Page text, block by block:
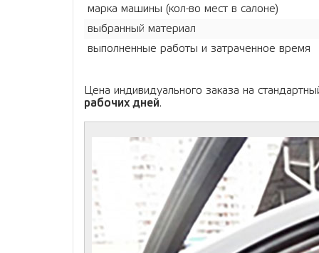
марка машины (кол-во мест в салоне)
выбранный материал
выполненные работы и затраченное время
Цена индивидуального заказа на
рабочих дней.